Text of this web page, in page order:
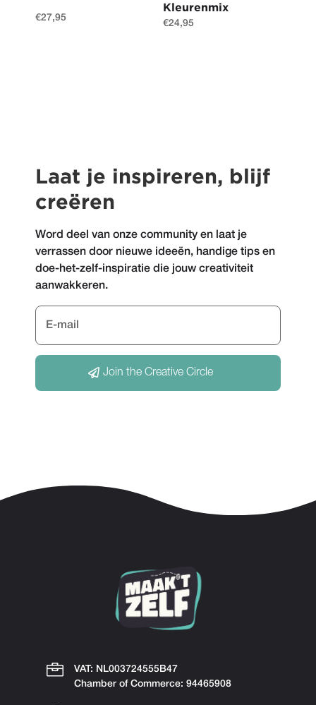
€27,95
Kleurenmix
€24,95
Laat je inspireren, blijf
creëren
Word deel van onze community en laat je
verrassen door nieuwe ideeën, handige tips en
doe-het-zelf-inspiratie die jouw creativiteit
aanwakkeren.
Join the Creative Circle

VAT: NL003724555B47
Chamber of Commerce: 94465908